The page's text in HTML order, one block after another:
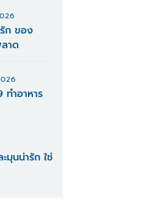
ก ของ
าด
ทำอาหาร
นน่ารัก ใช่